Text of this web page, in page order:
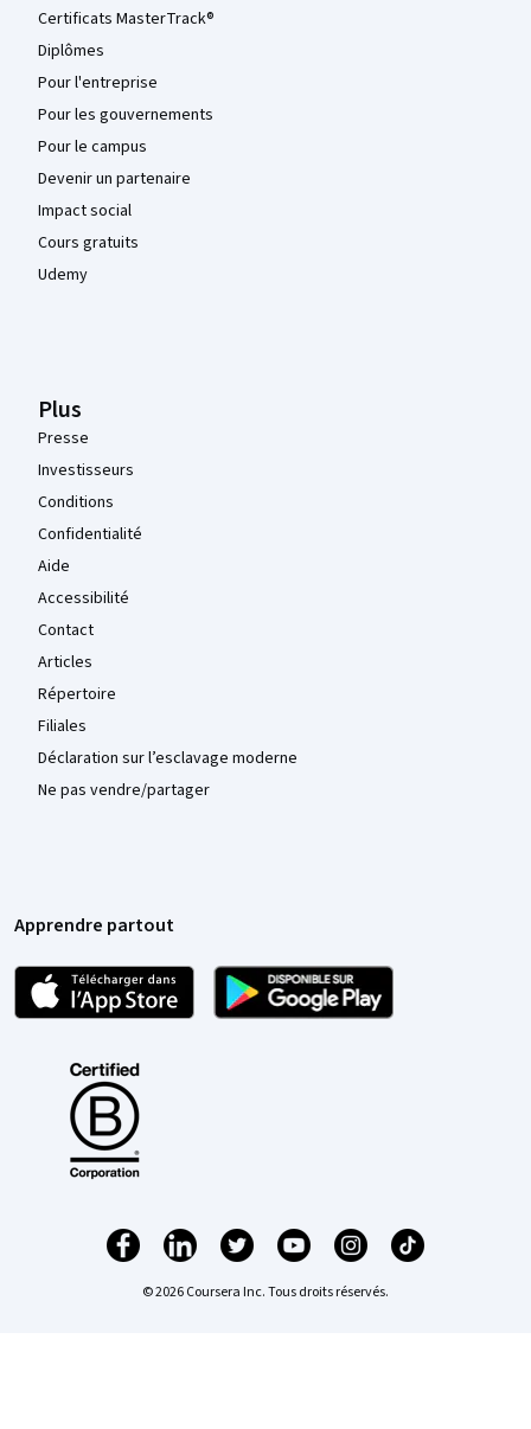
Certificats MasterTrack®
Diplômes
Pour l'entreprise
Pour les gouvernements
Pour le campus
Devenir un partenaire
Impact social
Cours gratuits
Udemy
Plus
Presse
Investisseurs
Conditions
Confidentialité
Aide
Accessibilité
Contact
Articles
Répertoire
Filiales
Déclaration sur l’esclavage moderne
Ne pas vendre/partager
Apprendre partout
© 2026 Coursera Inc. Tous droits réservés.